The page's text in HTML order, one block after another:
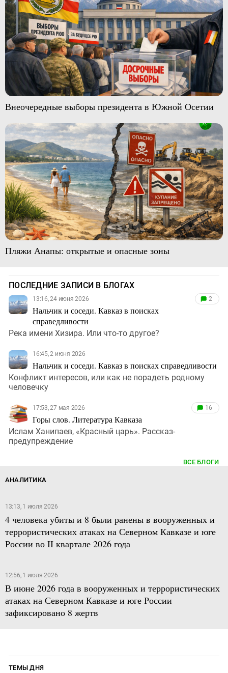
Внеочередные выборы президента в Южной Осетии
Пляжи Анапы: открытые и опасные зоны
ПОСЛЕДНИЕ ЗАПИСИ В БЛОГАХ
13:16, 24 июня 2026
Нальчик и соседи. Кавказ в поисках
справедливости
2
Река имени Хизира. Или что-то другое?
16:45, 2 июня 2026
Нальчик и соседи. Кавказ в поисках справедливости
Конфликт интересов, или как не порадеть родному
человечку
17:53, 27 мая 2026
Горы слов. Литература Кавказа
16
Ислам Ханипаев, «Красный царь». Рассказ-
предупреждение
ВСЕ БЛОГИ
АНАЛИТИКА
13:13, 1 июля 2026
4 человека убиты и 8 были ранены в вооруженных и
террористических атаках на Северном Кавказе и юге
России во II квартале 2026 года
12:56, 1 июля 2026
В июне 2026 года в вооруженных и террористических
атаках на Северном Кавказе и юге России
зафиксировано 8 жертв
ТЕМЫ ДНЯ